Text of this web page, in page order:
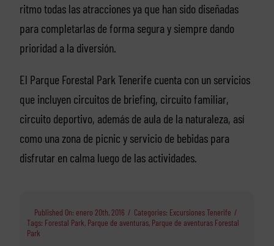
ritmo todas las atracciones ya que han sido diseñadas
para completarlas de forma segura y siempre dando
prioridad a la diversión.
El Parque Forestal Park Tenerife cuenta con un servicios
que incluyen circuitos de briefing, circuito familiar,
circuito deportivo, además de aula de la naturaleza, así
como una zona de picnic y servicio de bebidas para
disfrutar en calma luego de las actividades.
Published On: enero 20th, 2016 / Categories: Excursiones Tenerife /
Tags: Forestal Park, Parque de aventuras, Parque de aventuras Forestal
Park